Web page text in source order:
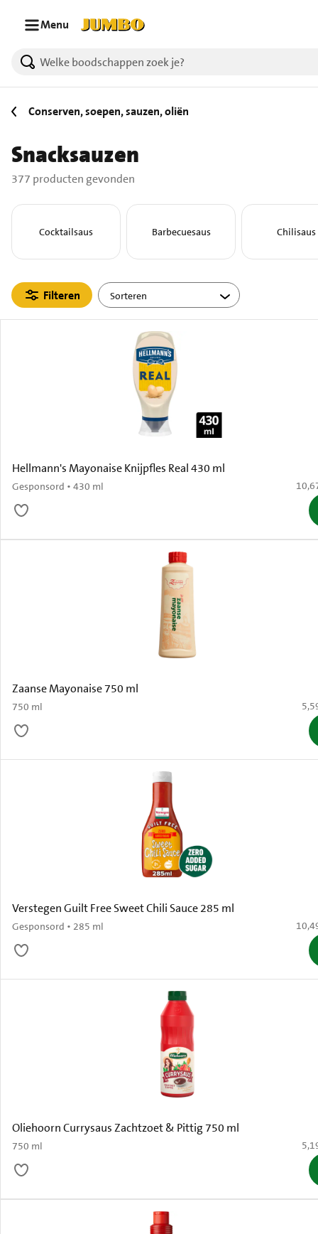
Menu
377 producten gevonden.
Conserven, soepen, sauzen, oliën
Snacksauzen
377 producten gevonden
Cocktailsaus Barbecuesaus Chilisaus
Filteren
Hellmann's Mayonaise Knijpfles Real 430 ml
Gesponsord • 430 ml €
Zaanse Mayonaise 750 ml
750 ml €
Verstegen Guilt Free Sweet Chili Sauce 285 ml
Gesponsord • 285 ml €
Oliehoorn Currysaus Zachtzoet & Pittig 750 ml
750 ml €